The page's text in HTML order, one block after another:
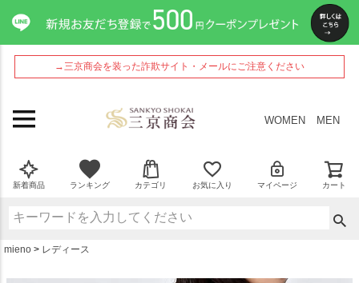
→三京商会を装った詐欺サイト・メールにご注意ください
WOMEN MEN
新着商品 ランキング カテゴリ お気に入り マイページ カート
mieno レディース
ペー
ジト
ップ
へ